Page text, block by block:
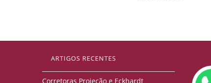
ARTIGOS RECENTES
Corretoras Projeção e Eckhardt